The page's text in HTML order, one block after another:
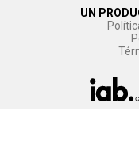
UN